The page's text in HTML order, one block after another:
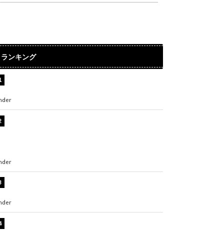
ランキング